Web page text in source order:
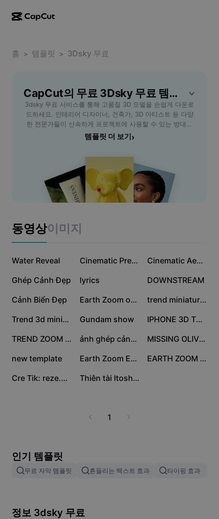
CapCut 데스크톱
CapCut Pad
CapCut 모바일
동영상 스튜디오
AI 동영상 생성기
AI 이미지 생성기
Dreamina Seedance 2.5
Nano Banana Pro
캡션 템플릿
이미지 병합
이미지 비율 조정
동영상 에디터 및 생성기
이미지 에디터 및 생성기
음성 생성기 및 에디터
사용 사례
마케팅
소셜 미디어 템플릿
더 보기
효과 템플릿
산업 템플릿
요약 템플릿
이니셔티브
제휴 사용자
크리에이티브 파트너 프로그램
CapCut 크리에이티브 캠퍼스
보안 센터
고객 지원 센터
공지
CapCut 서비스 약관 정보
Dreamina Seedance 2.0 Launch
홈 > 템플릿 > 3Dsky 무료
CapCut의 무료 3Dsky 무료 템플릿
3dsky 무료 서비스를 통해 고품질 3D 모델을 손쉽게 다운로
드하세요. 인테리어 디자이너, 건축가, 3D 아티스트 등 다양
한 전문가들이 신속하게 프로젝트에 사용할 수 있는 방대한
3D 모델 라이브러리를 제공합니다. 빠른 검색, 다양한 포맷
있어, 예산을 아끼면서 창의적인 디자인을 완성할 수 있습니
다. 실무용부터 학습용까지 폭넓게 활용될 수 있어 학생이나
프리랜서 등 모든 3D 업계 종사자에게 적합합니다. CapCut -
AI Tools와 함께라면 3dsky 무료 모델로 프로젝트 완성도를
한 단계 높여보세요.
템플릿 더 보기 ›
동영상이미지
53.1만
Water Reveal 33.9만 Cinematic Premium 14.4만 Cinematic Aesthetic
11.2만
Ghép Cảnh Đẹp 7.8만
lyrics 5.2만
DOWNSTREAM
3.2만
Cảnh Biển Đẹp 1.9만 Earth Zoom out Foto 8.8천 trend miniatur 3d
8.2천 Trend 3d miniatur 6.6천
Gundam show 5.6천 IPHONE 3D TREND
4.1천 TREND ZOOM EARTH 2천 ảnh ghép cảnh đẹp 1.8천 MISSING OLIVERTREE
1.6천
new template 1.5천 Earth Zoom Effect 1.5천 EARTH ZOOM OUT
903 Cre Tik: reze.0610 366 Thiên tài Itoshi Sae
1
인기 템플릿
무료 자막 템플릿 흔들리는 텍스트 효과 타이핑 효과
정보 3dsky 무료